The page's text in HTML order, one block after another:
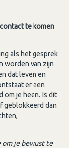
te komen
als het gesprek
worden van zijn
dat leven en
er een
om je heen. Is dit
geblokkeerd dan
om je bewust te